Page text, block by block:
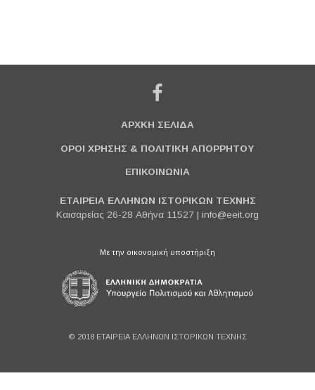
ΑΡΧΚΗ ΣΕΛΙΔΑ
ΟΡΟΙ ΧΡΗΣΗΣ & ΠΟΛΙΤΙΚΗ ΑΠΟΡΡΗΤΟΥ
ΕΠΙΚΟΙΝΩΝΙΑ
ΕΤΑΙΡΕΙΑ ΕΛΛΗΝΩΝ ΙΣΤΟΡΙΚΩΝ ΤΕΧΝΗΣ
Καισαρείας 26-28 Αθήνα 11527 | info@eeit.org
Με την οικονομική υποστήριξη
© 2018 ΕΤΑΙΡΕΙΑ ΕΛΛΗΝΩΝ ΙΣΤΟΡΙΚΩΝ ΤΕΧΝΗΣ